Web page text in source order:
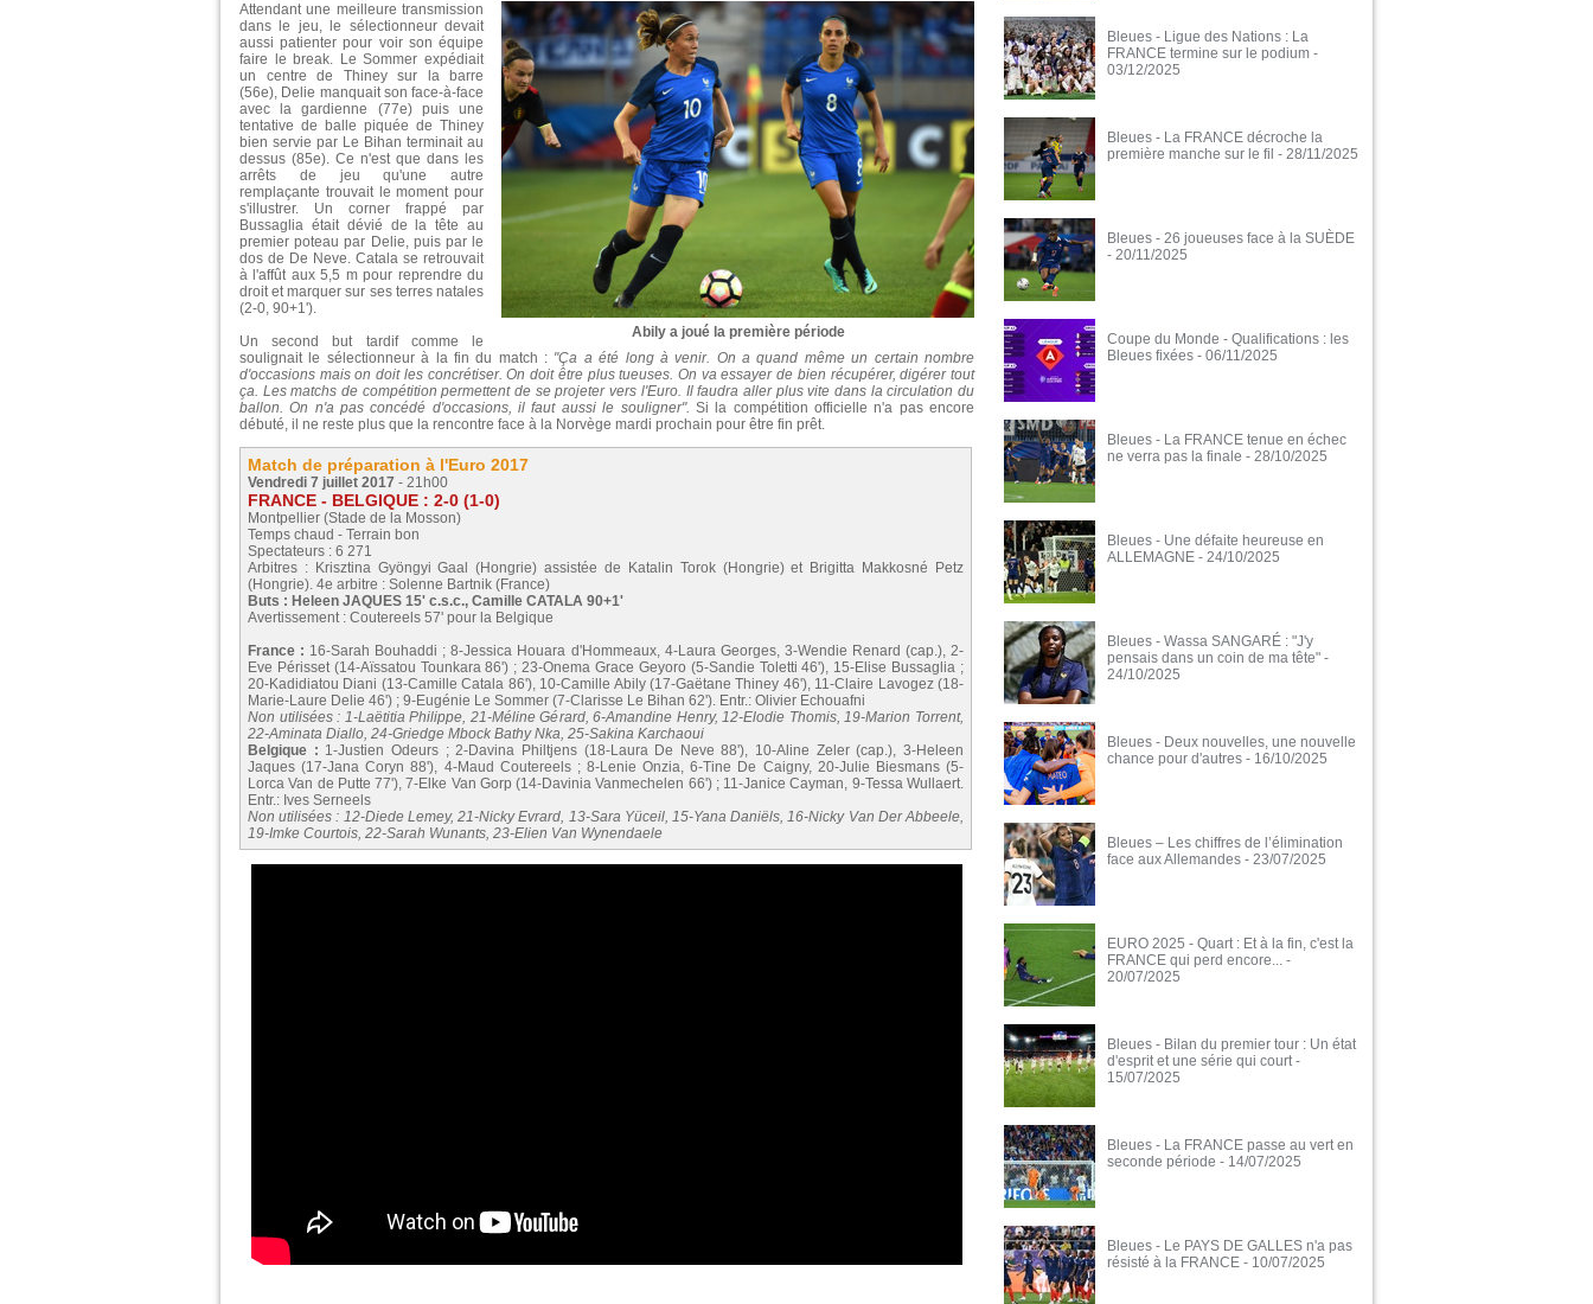
Abily a joué la première période
Attendant une meilleure transmission
dans le jeu, le sélectionneur devait
aussi patienter pour voir son équipe
faire le break. Le Sommer expédiait
un centre de Thiney sur la barre
(56e), Delie manquait son face-à-face
avec la gardienne (77e) puis une
tentative de balle piquée de Thiney
bien servie par Le Bihan terminait au
dessus (85e). Ce n'est que dans les
arrêts de jeu qu'une autre
remplaçante trouvait le moment pour
s'illustrer. Un corner frappé par
Bussaglia était dévié de la tête au
premier poteau par Delie, puis par le
dos de De Neve. Catala se retrouvait
à l'affût aux 5,5 m pour reprendre du
droit et marquer sur ses terres natales
(2-0, 90+1').
Un second but tardif comme le
soulignait le sélectionneur à la fin du match : "Ça a été long à venir. On a quand même un certain nombre
d'occasions mais on doit les concrétiser. On doit être plus tueuses. On va essayer de bien récupérer, digérer tout
ça. Les matchs de compétition permettent de se projeter vers l'Euro. Il faudra aller plus vite dans la circulation du
ballon. On n'a pas concédé d'occasions, il faut aussi le souligner". Si la compétition officielle n'a pas encore
débuté, il ne reste plus que la rencontre face à la Norvège mardi prochain pour être fin prêt.
Match de préparation à l'Euro 2017
Vendredi 7 juillet 2017 - 21h00
FRANCE - BELGIQUE : 2-0 (1-0)
Montpellier (Stade de la Mosson)
Temps chaud - Terrain bon
Spectateurs : 6 271
Arbitres : Krisztina Gyöngyi Gaal (Hongrie) assistée de Katalin Torok (Hongrie) et Brigitta Makkosné Petz
(Hongrie). 4e arbitre : Solenne Bartnik (France)
Buts : Heleen JAQUES 15' c.s.c., Camille CATALA 90+1'
Avertissement : Coutereels 57' pour la Belgique
France : 16-Sarah Bouhaddi ; 8-Jessica Houara d'Hommeaux, 4-Laura Georges, 3-Wendie Renard (cap.), 2-
Eve Périsset (14-Aïssatou Tounkara 86') ; 23-Onema Grace Geyoro (5-Sandie Toletti 46'), 15-Elise Bussaglia ;
20-Kadidiatou Diani (13-Camille Catala 86'), 10-Camille Abily (17-Gaëtane Thiney 46'), 11-Claire Lavogez (18-
Marie-Laure Delie 46') ; 9-Eugénie Le Sommer (7-Clarisse Le Bihan 62'). Entr.: Olivier Echouafni
Non utilisées : 1-Laëtitia Philippe, 21-Méline Gérard, 6-Amandine Henry, 12-Elodie Thomis, 19-Marion Torrent,
22-Aminata Diallo, 24-Griedge Mbock Bathy Nka, 25-Sakina Karchaoui
Belgique : 1-Justien Odeurs ; 2-Davina Philtjens (18-Laura De Neve 88'), 10-Aline Zeler (cap.), 3-Heleen
Jaques (17-Jana Coryn 88'), 4-Maud Coutereels ; 8-Lenie Onzia, 6-Tine De Caigny, 20-Julie Biesmans (5-
Lorca Van de Putte 77'), 7-Elke Van Gorp (14-Davinia Vanmechelen 66') ; 11-Janice Cayman, 9-Tessa Wullaert.
Entr.: Ives Serneels
Non utilisées : 12-Diede Lemey, 21-Nicky Evrard, 13-Sara Yüceil, 15-Yana Daniëls, 16-Nicky Van Der Abbeele,
19-Imke Courtois, 22-Sarah Wunants, 23-Elien Van Wynendaele
Bleues - Ligue des Nations : La
FRANCE termine sur le podium -
03/12/2025
Bleues - La FRANCE décroche la
première manche sur le fil - 28/11/2025
Bleues - 26 joueuses face à la SUÈDE
- 20/11/2025
Coupe du Monde - Qualifications : les
Bleues fixées - 06/11/2025
Bleues - La FRANCE tenue en échec
ne verra pas la finale - 28/10/2025
Bleues - Une défaite heureuse en
ALLEMAGNE - 24/10/2025
Bleues - Wassa SANGARÉ : "J'y
pensais dans un coin de ma tête" -
24/10/2025
Bleues - Deux nouvelles, une nouvelle
chance pour d'autres - 16/10/2025
Bleues – Les chiffres de l’élimination
face aux Allemandes - 23/07/2025
EURO 2025 - Quart : Et à la fin, c'est la
FRANCE qui perd encore... -
20/07/2025
Bleues - Bilan du premier tour : Un état
d'esprit et une série qui court -
15/07/2025
Bleues - La FRANCE passe au vert en
seconde période - 14/07/2025
Bleues - Le PAYS DE GALLES n'a pas
résisté à la FRANCE - 10/07/2025